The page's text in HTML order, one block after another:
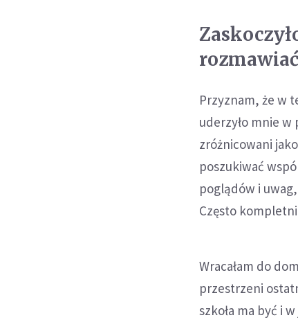
rozmawiać
Przyznam, że w
uderzyło mnie
zróżnicowani
poszukiwać
poglądów i
Często
Wracałam do
przestrzeni
szkoła ma być i